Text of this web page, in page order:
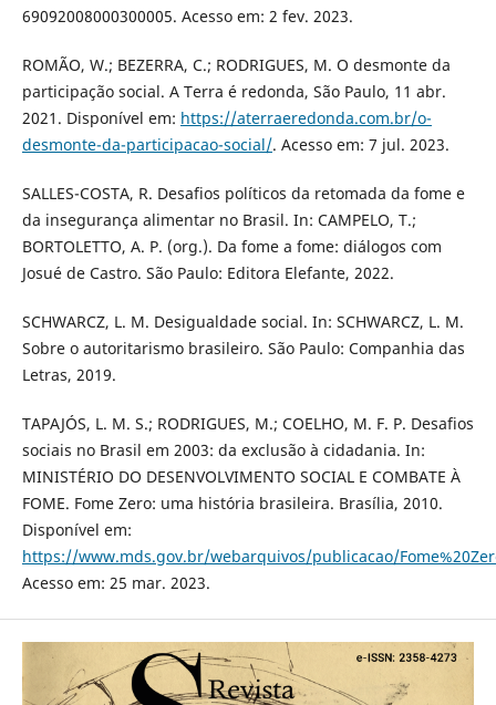
69092008000300005. Acesso em: 2 fev. 2023.
ROMÃO, W.; BEZERRA, C.; RODRIGUES, M. O desmonte da
participação social. A Terra é redonda, São Paulo, 11 abr.
2021. Disponível em: https://aterraeredonda.com.br/o-
desmonte-da-participacao-social/. Acesso em: 7 jul. 2023.
SALLES-COSTA, R. Desafios políticos da retomada da fome e
da insegurança alimentar no Brasil. In: CAMPELO, T.;
BORTOLETTO, A. P. (org.). Da fome a fome: diálogos com
Josué de Castro. São Paulo: Editora Elefante, 2022.
SCHWARCZ, L. M. Desigualdade social. In: SCHWARCZ, L. M.
Sobre o autoritarismo brasileiro. São Paulo: Companhia das
Letras, 2019.
TAPAJÓS, L. M. S.; RODRIGUES, M.; COELHO, M. F. P. Desafios
sociais no Brasil em 2003: da exclusão à cidadania. In:
MINISTÉRIO DO DESENVOLVIMENTO SOCIAL E COMBATE À
FOME. Fome Zero: uma história brasileira. Brasília, 2010.
Disponível em:
https://www.mds.gov.br/webarquivos/publicacao/
Acesso em: 25 mar. 2023.